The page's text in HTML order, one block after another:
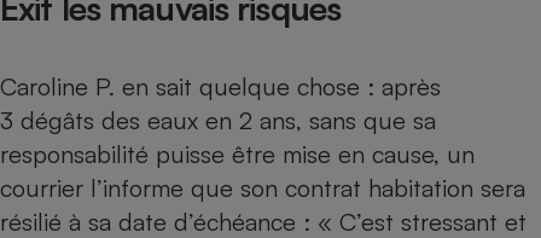
Caroline P. en sait quelque chose : après
3 dégâts des eaux en 2 ans, sans que sa
responsabilité puisse être mise en cause, un
courrier l’informe que son contrat habitation sera
résilié à sa date d’échéance : « C’est stressant et
Climatiseur -
Ventilateur
Antivirus